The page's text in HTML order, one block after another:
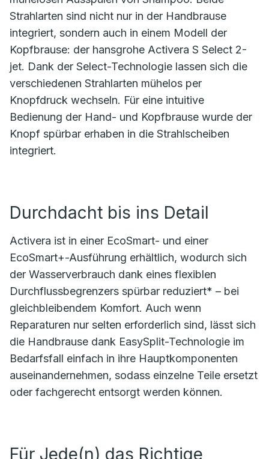
Strahlarten sind nicht nur in der Handbrause
integriert, sondern auch in einem Modell der
Kopfbrause: der hansgrohe Activera S Select 2-
jet. Dank der Select-Technologie lassen sich die
verschiedenen Strahlarten mühelos per
Knopfdruck wechseln. Für eine intuitive
Bedienung der Hand- und Kopfbrause wurde der
Knopf spürbar erhaben in die Strahlscheiben
integriert.
Durchdacht bis ins Detail
Activera ist in einer EcoSmart- und einer
EcoSmart+-Ausführung erhältlich, wodurch sich
der Wasserverbrauch dank eines flexiblen
Durchflussbegrenzers spürbar reduziert* – bei
gleichbleibendem Komfort. Auch wenn
Reparaturen nur selten erforderlich sind, lässt sich
die Handbrause dank EasySplit-Technologie im
Bedarfsfall einfach in ihre Hauptkomponenten
auseinandernehmen, sodass einzelne Teile ersetzt
oder fachgerecht entsorgt werden können.
Für Jede(n) das Richtige